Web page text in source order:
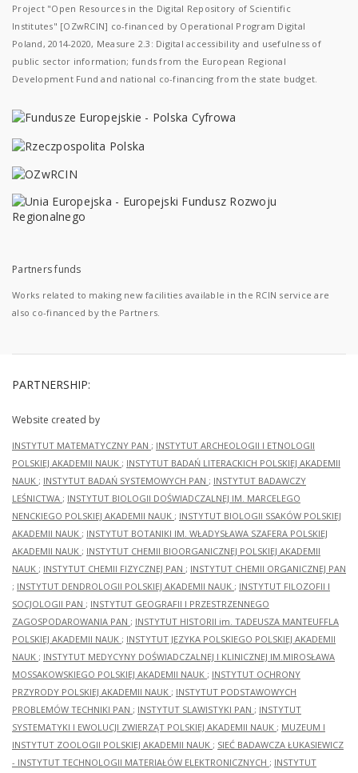
Project "Open Resources in the Digital Repository of Scientific
Institutes" [OZwRCIN] co-financed by Operational Program Digital
Poland, 2014-2020, Measure 2.3: Digital accessibility and usefulness of
public sector information; funds from the European Regional
Development Fund and national co-financing from the state budget.
Partners funds
Works related to making new facilities available in the RCIN service are
also co-financed by the Partners.
PARTNERSHIP:
Website created by
INSTYTUT MATEMATYCZNY PAN ; INSTYTUT ARCHEOLOGII I ETNOLOGII
POLSKIEJ AKADEMII NAUK ; INSTYTUT BADAŃ LITERACKICH POLSKIEJ AKADEMII
NAUK ; INSTYTUT BADAŃ SYSTEMOWYCH PAN ; INSTYTUT BADAWCZY
LEŚNICTWA ; INSTYTUT BIOLOGII DOŚWIADCZALNEJ IM. MARCELEGO
NENCKIEGO POLSKIEJ AKADEMII NAUK ; INSTYTUT BIOLOGII SSAKÓW POLSKIEJ
AKADEMII NAUK ; INSTYTUT BOTANIKI IM. WŁADYSŁAWA SZAFERA POLSKIEJ
AKADEMII NAUK ; INSTYTUT CHEMII BIOORGANICZNEJ POLSKIEJ AKADEMII
NAUK ; INSTYTUT CHEMII FIZYCZNEJ PAN ; INSTYTUT CHEMII ORGANICZNEJ PAN
; INSTYTUT DENDROLOGII POLSKIEJ AKADEMII NAUK ; INSTYTUT FILOZOFII I
SOCJOLOGII PAN ; INSTYTUT GEOGRAFII I PRZESTRZENNEGO
ZAGOSPODAROWANIA PAN ; INSTYTUT HISTORII im. TADEUSZA MANTEUFFLA
POLSKIEJ AKADEMII NAUK ; INSTYTUT JĘZYKA POLSKIEGO POLSKIEJ AKADEMII
NAUK ; INSTYTUT MEDYCYNY DOŚWIADCZALNEJ I KLINICZNEJ IM.MIROSŁAWA
MOSSAKOWSKIEGO POLSKIEJ AKADEMII NAUK ; INSTYTUT OCHRONY
PRZYRODY POLSKIEJ AKADEMII NAUK ; INSTYTUT PODSTAWOWYCH
PROBLEMÓW TECHNIKI PAN ; INSTYTUT SLAWISTYKI PAN ; INSTYTUT
SYSTEMATYKI I EWOLUCJI ZWIERZĄT POLSKIEJ AKADEMII NAUK ; MUZEUM I
INSTYTUT ZOOLOGII POLSKIEJ AKADEMII NAUK ; SIEĆ BADAWCZA ŁUKASIEWICZ
- INSTYTUT TECHNOLOGII MATERIAŁÓW ELEKTRONICZNYCH ; INSTYTUT